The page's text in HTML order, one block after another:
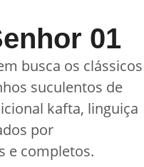
01
busca os clássicos
suculentos de
kafta, linguiça
por
e completos.